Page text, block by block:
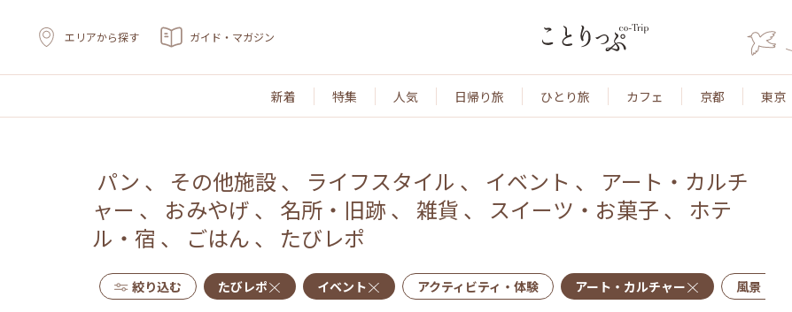
エリアから探す ガイド・マガジン
新着 特集 人気 日帰り旅 ひとり旅 カフェ 京都 東京
パン 、 その他施設、 ライフスタイル 、 イベント 、 アート・カルチ
ャー 、 おみやげ 、 名所・旧跡 、 雑貨 、 スイーツ・お菓子 、 ホテ
ル・宿 、 ごはん 、 たびレポ
絞り込む たびレポ イベント アクティビティ・体験 アート・カルチャー 風景・景色